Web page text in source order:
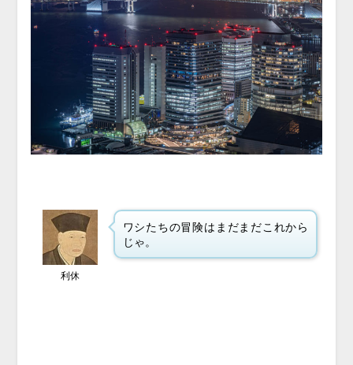
利休
ワシたちの冒険はまだまだこれから
じゃ。